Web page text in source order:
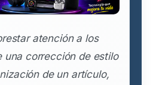
atención a los
una corrección de estilo
de un artículo,